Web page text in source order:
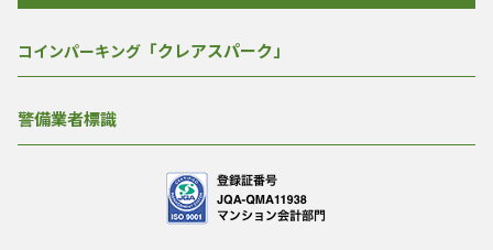
コインパーキング 「クレアスパーク」
警備業者標識